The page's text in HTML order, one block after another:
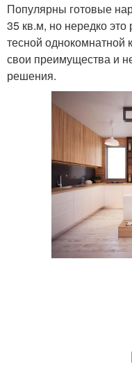
Популярны готовые
35 кв.м, но нередко
тесной однокомнатной
свои преимущества и
решения.